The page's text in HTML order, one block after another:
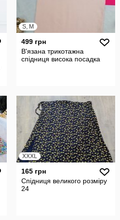
S, M
499 грн
В'язана трикотажна
спідниця висока посадка
XXXL
165 грн
Спідниця великого розміру
24